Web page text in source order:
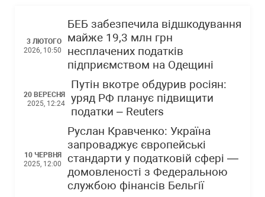
3 ЛЮТОГО
2026, 10:50
БЕБ забезпечила відшкодування
майже 19,3 млн грн
несплачених податків
підприємством на Одещині
20 ВЕРЕСНЯ
2025, 12:24
Путін вкотре обдурив росіян:
уряд РФ планує підвищити
податки – Reuters
10 ЧЕРВНЯ
2025, 12:00
Руслан Кравченко: Україна
запроваджує європейські
стандарти у податковій сфері —
домовленості з Федеральною
службою фінансів Бельгії